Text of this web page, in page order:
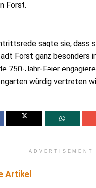
Forst.
sagte sie, dass
Forst ganz besonders
750-Jahr-Feier
würdig vertreten
ADVERTISEMENT
Artikel